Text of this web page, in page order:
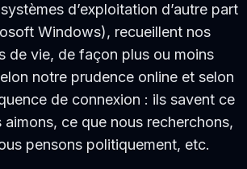
d’exploitation d’autre part
Windows), recueillent nos
de vie, de façon plus ou moins
notre prudence online et selon
de connexion : ils savent ce
aimons, ce que nous recherchons,
pensons politiquement, etc.